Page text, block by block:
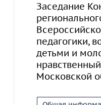
Заседание
педагогики,
детьми и
Московской